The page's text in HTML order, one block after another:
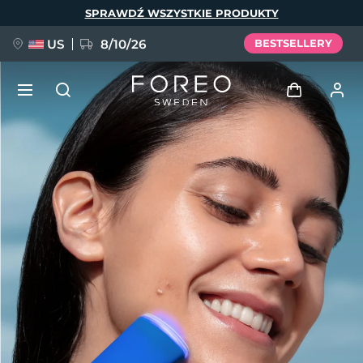
SPRAWDŹ WSZYSTKIE PRODUKTY
US 8/10/26 BESTSELLERY
Zaloguj
Profil użytkownika
Moje urządzenia
Moje zamówienia
Moje adresy
Moje subskrypcje
NOWOŚĆ
FAQ™ Pure Beauty-Tech Elixir
BREAKING NEWS
issa™ Teeth Whitening Set
Język
English Deutsch
Español
Français
Português
Polski
Русский
Türkçe
简体中文 繁體中文